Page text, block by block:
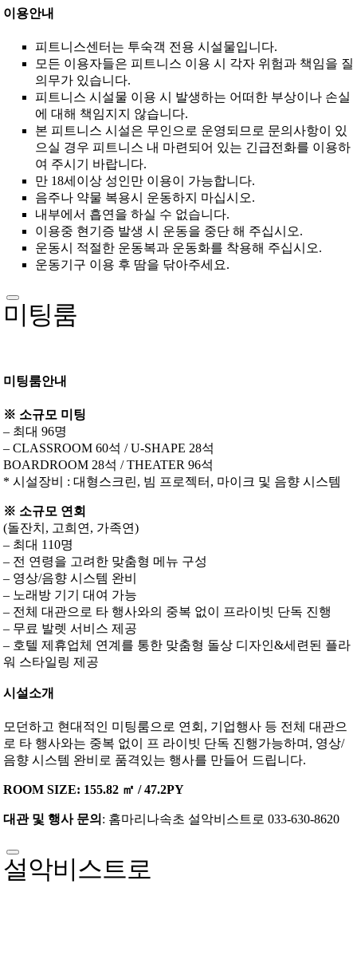
이용안내
피트니스센터는 투숙객 전용 시설물입니다.
모든 이용자들은 피트니스 이용 시 각자 위험과 책임을 질
의무가 있습니다.
피트니스 시설물 이용 시 발생하는 어떠한 부상이나 손실
에 대해 책임지지 않습니다.
본 피트니스 시설은 무인으로 운영되므로 문의사항이 있
으실 경우 피트니스 내 마련되어 있는 긴급전화를 이용하
여 주시기 바랍니다.
만 18세이상 성인만 이용이 가능합니다.
음주나 약물 복용시 운동하지 마십시오.
내부에서 흡연을 하실 수 없습니다.
이용중 현기증 발생 시 운동을 중단 해 주십시오.
운동시 적절한 운동복과 운동화를 착용해 주십시오.
운동기구 이용 후 땀을 닦아주세요.
미팅룸
미팅룸안내
※ 소규모 미팅
– 최대 96명
– CLASSROOM 60석 / U-SHAPE 28석
BOARDROOM 28석 / THEATER 96석
* 시설장비 : 대형스크린, 빔 프로젝터, 마이크 및 음향 시스템
※ 소규모 연회
(돌잔치, 고희연, 가족연)
– 최대 110명
– 전 연령을 고려한 맞춤형 메뉴 구성
– 영상/음향 시스템 완비
– 노래방 기기 대여 가능
– 전체 대관으로 타 행사와의 중복 없이 프라이빗 단독 진행
– 무료 발렛 서비스 제공
– 호텔 제휴업체 연계를 통한 맞춤형 돌상 디자인&세련된 플라
워 스타일링 제공
시설소개
모던하고 현대적인 미팅룸으로 연회, 기업행사 등 전체 대관으
로 타 행사와는 중복 없이 프 라이빗 단독 진행가능하며, 영상/
음향 시스템 완비로 품격있는 행사를 만들어 드립니다.
ROOM SIZE: 155.82 ㎡ / 47.2PY
대관 및 행사 문의 : 홈마리나속초 설악비스트로 033-630-8620
설악비스트로